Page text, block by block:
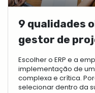
9 qualidades
gestor de
Escolher o ERP e a
implementação de
complexa e crítica.
selecionar dentro da